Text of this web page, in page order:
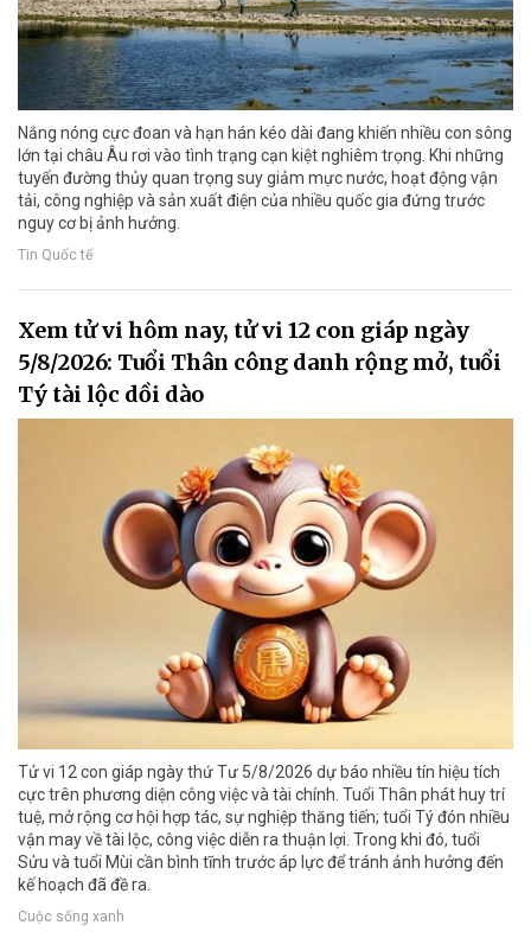
Nắng nóng cực đoan và hạn hán kéo dài đang khiến nhiều con sông
lớn tại châu Âu rơi vào tình trạng cạn kiệt nghiêm trọng. Khi những
tuyến đường thủy quan trọng suy giảm mực nước, hoạt động vận
tải, công nghiệp và sản xuất điện của nhiều quốc gia đứng trước
nguy cơ bị ảnh hưởng.
Tin Quốc tế
Xem tử vi hôm nay, tử vi 12 con giáp ngày
5/8/2026: Tuổi Thân công danh rộng mở, tuổi
Tý tài lộc dồi dào
Tử vi 12 con giáp ngày thứ Tư 5/8/2026 dự báo nhiều tín hiệu tích
cực trên phương diện công việc và tài chính. Tuổi Thân phát huy trí
tuệ, mở rộng cơ hội hợp tác, sự nghiệp thăng tiến; tuổi Tý đón nhiều
vận may về tài lộc, công việc diễn ra thuận lợi. Trong khi đó, tuổi
Sửu và tuổi Mùi cần bình tĩnh trước áp lực để tránh ảnh hưởng đến
kế hoạch đã đề ra.
Cuộc sống xanh